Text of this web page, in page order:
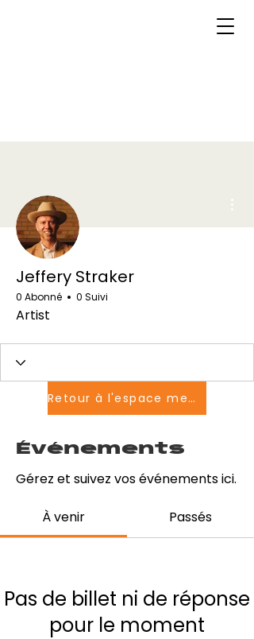
Jeffery Straker
0 Abonné 0 Suivi
Artist
Retour à l'espace membres
Événements
Gérez et suivez vos événements ici.
À venir Passés
Pas de billet ni de réponse
pour le moment